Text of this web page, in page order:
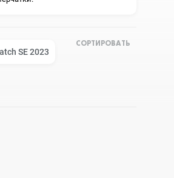
9Техника Apple
SE 2023
СОРТИРОВАТЬ